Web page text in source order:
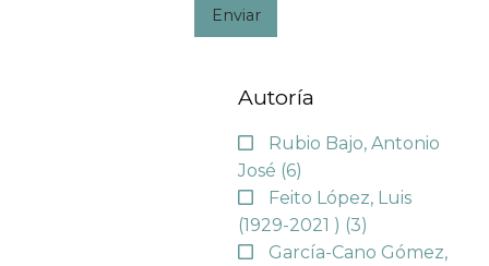
Enviar
Autoría
Rubio Bajo, Antonio
José (6)
Feito López, Luis
(1929-2021 ) (3)
García-Cano Gómez,